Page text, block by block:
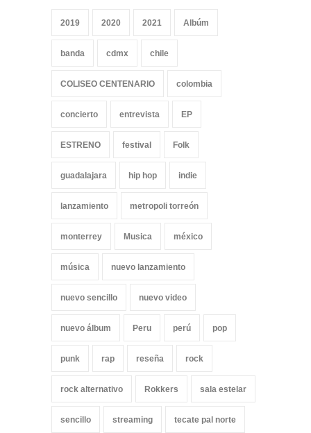
2019 2020 2021 Albúm
banda cdmx chile
COLISEO CENTENARIO colombia
concierto entrevista EP
ESTRENO festival Folk
guadalajara hip hop indie
lanzamiento metropoli torreón
monterrey Musica méxico
música nuevo lanzamiento
nuevo sencillo nuevo video
nuevo álbum Peru perú pop
punk rap reseña rock
rock alternativo Rokkers sala estelar
sencillo streaming tecate pal norte